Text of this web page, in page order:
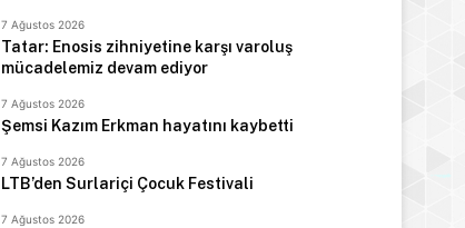
7 Ağustos 2026
Tatar: Enosis zihniyetine karşı varoluş
mücadelemiz devam ediyor
7 Ağustos 2026
Şemsi Kazım Erkman hayatını kaybetti
7 Ağustos 2026
LTB’den Surlariçi Çocuk Festivali
7 Ağustos 2026